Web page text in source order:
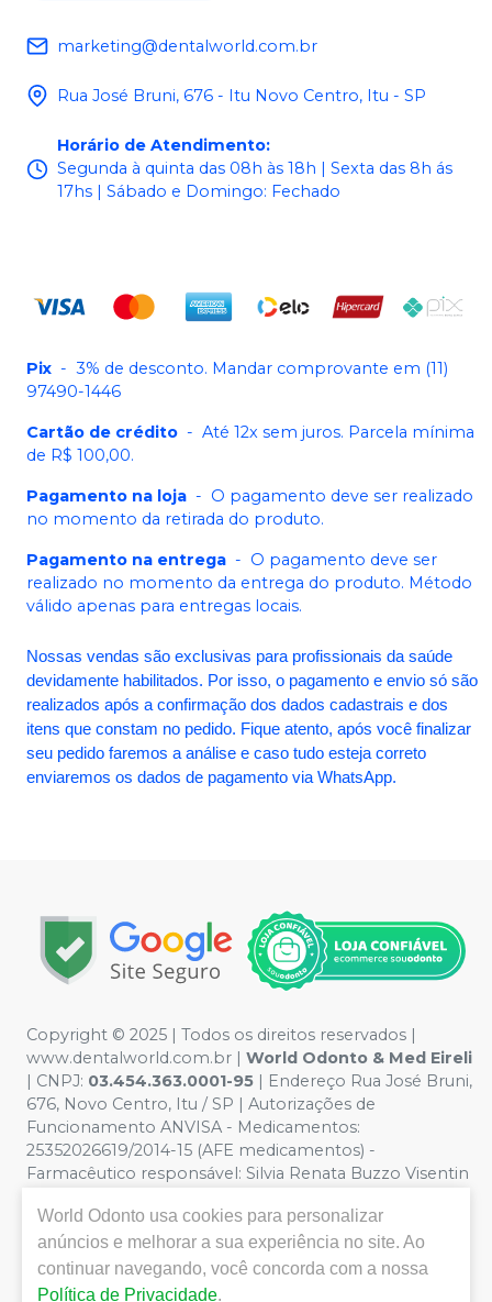
marketing@dentalworld.com.br
Rua José Bruni, 676 - Itu Novo Centro, Itu - SP
Horário de Atendimento:
Segunda à quinta das 08h às 18h | Sexta das 8h ás
17hs | Sábado e Domingo: Fechado
Pix - 3% de desconto. Mandar comprovante em (11)
97490-1446
Cartão de crédito - Até 12x sem juros. Parcela mínima
de R$ 100,00.
Pagamento na loja - O pagamento deve ser realizado
no momento da retirada do produto.
Pagamento na entrega - O pagamento deve ser
realizado no momento da entrega do produto. Método
válido apenas para entregas locais.
Nossas vendas são exclusivas para profissionais da saúde
devidamente habilitados. Por isso, o pagamento e envio só são
realizados após a confirmação dos dados cadastrais e dos
itens que constam no pedido. Fique atento, após você finalizar
seu pedido faremos a análise e caso tudo esteja correto
enviaremos os dados de pagamento via WhatsApp.
Copyright © 2025 | Todos os direitos reservados |
www.dentalworld.com.br | World Odonto & Med Eireli
| CNPJ: 03.454.363.0001-95 | Endereço Rua José Bruni,
676, Novo Centro, Itu / SP | Autorizações de
Funcionamento ANVISA - Medicamentos:
25352026619/2014-15 (AFE medicamentos) -
Farmacêutico responsável: Silvia Renata Buzzo Visentin
Segurança - Fotos meramente ilustrativas - Os preços e
condições da loja virtual estão sujeitos a alterações. Em
caso de divergência de preços no site, o valor válido é o
do Carrinho de Compra. Não vendemos por atacado,
World Odonto usa cookies para personalizar
anúncios e melhorar a sua experiência no site. Ao
continuar navegando, você concorda com a nossa
Política de Privacidade.